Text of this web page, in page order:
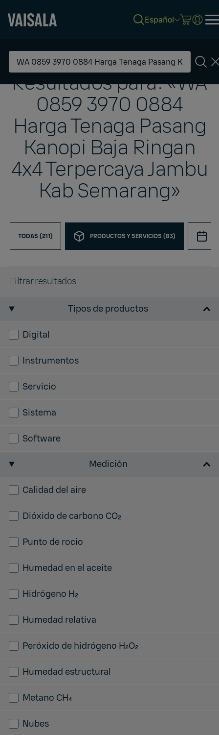
main
content
your
search
Español
Resultados para: «WA
0859 3970 0884
Harga Tenaga Pasang
Kanopi Baja Ringan
4x4 Terpercaya Jambu
Kab Semarang»
TODAS (211) PRODUCTOS Y SERVICIOS (83)
Filtrar resultados
Tipos de productos
Digital
Instrumentos
Servicio
Sistema
Software
Medición
Calidad del aire
Dióxido de carbono CO₂
Punto de rocío
Humedad en el aceite
Hidrógeno H₂
Humedad relativa
Peróxido de hidrógeno H₂O₂
Humedad estructural
Metano CH₄
Nubes